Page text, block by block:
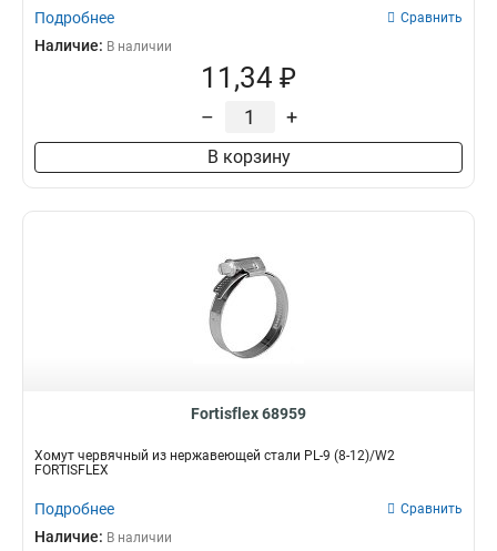
Подробнее Сравнить
Наличие: В наличии
11,34 ₽
– +
В корзину
Fortisflex 68959
Хомут червячный из нержавеющей стали PL-9 (8-12)/W2
FORTISFLEX
Подробнее Сравнить
Наличие: В наличии